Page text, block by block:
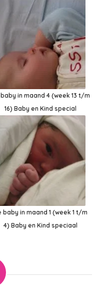
in maand 4 (week 13 t/m
16) Baby en Kind special
baby in maand 1 (week 1 t/m
4) Baby en Kind speciaal